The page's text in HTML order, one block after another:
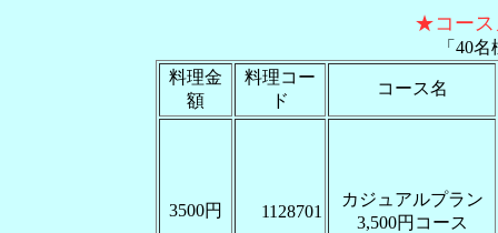
★コース
「40
料理金
額
料理コー
ド
コース名
3500円 1128701
カジュアルプラン
3,500円コース